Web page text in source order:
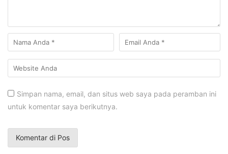
Simpan nama, email, dan situs web saya pada peramban ini
untuk komentar saya berikutnya.